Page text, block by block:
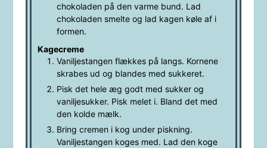
chokoladen på den varme bund. Lad
chokoladen smelte og lad kagen køle af i
formen.
Kagecreme
Vaniljestangen flækkes på langs. Kornene
skrabes ud og blandes med sukkeret.
Pisk det hele æg godt med sukker og
vaniljesukker. Pisk melet i. Bland det med
den kolde mælk.
Bring cremen i kog under piskning.
Vaniljestangen koges med. Lad den koge